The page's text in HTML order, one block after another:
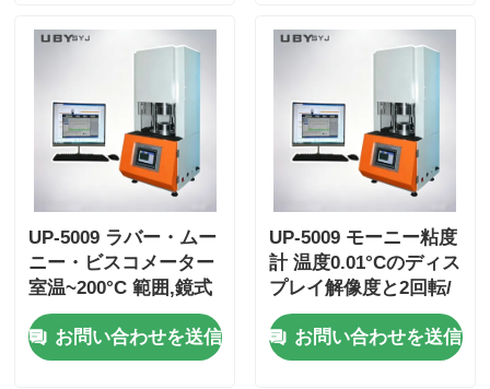
UP-5009 ラバー・ムー
ニー・ビスコメーター
室温~200°C 範囲,鏡式
ステンレス鋼構造,約
210kgの安定性
お問い合わせを送信
UP-5009 モーニー粘度
計 温度0.01°Cのディス
プレイ解像度と2回転/
分のローター速度 ゴム
試験用 ISO289 ASTM
D1646 GB/T 1232 に準
お問い合わせを送信